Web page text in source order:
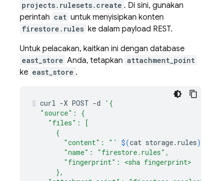
projects.rulesets.create . Di sini, gunakan
perintah cat untuk menyisipkan konten
firestore.rules ke dalam payload REST.
Untuk pelacakan, kaitkan ini dengan database
east_store Anda, tetapkan attachment_point
ke east_store .
curl -X POST -d
'{
  "source": {
    "files": [
      {
        "content": "'
$(cat storage.rules)
        "name": "firestore.rules",
        "fingerprint": <sha fingerprint>
      },